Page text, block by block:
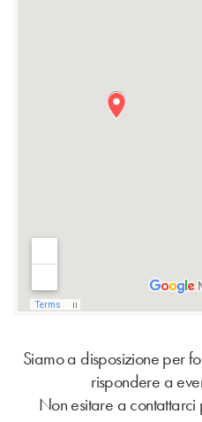
Siamo a disposizione per
rispondere a
Non esitare a